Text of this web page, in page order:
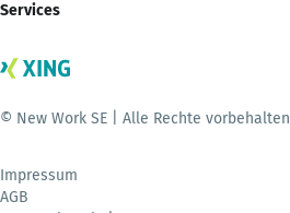
Services
© New Work SE | Alle Rechte vorbehalten
Impressum
AGB